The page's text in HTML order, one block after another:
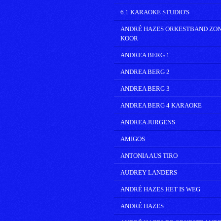
6.1 KARAOKE STUDIO'S
ANDRÉ HAZES ORKESTBAND
KOOR
ANDREA BERG 1
ANDREA BERG 2
ANDREA BERG 3
ANDREA BERG 4 KARAOKE
ANDREA JURGENS
AMIGOS
ANTONIA AUS TIRO
AUDREY LANDERS
ANDRÉ HAZES HET IS WEG
ANDRÉ HAZES